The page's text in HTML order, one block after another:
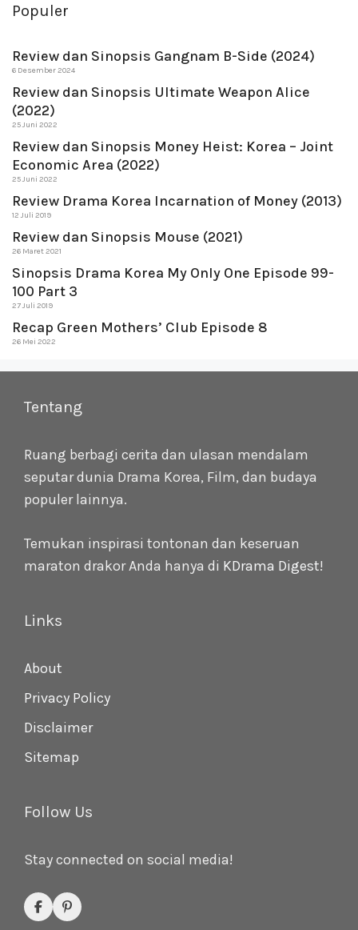
Populer
Review dan Sinopsis Gangnam B-Side (2024)
6 Desember 2024
Review dan Sinopsis Ultimate Weapon Alice
(2022)
25 Juni 2022
Review dan Sinopsis Money Heist: Korea – Joint
Economic Area (2022)
25 Juni 2022
Review Drama Korea Incarnation of Money (2013)
12 Juli 2019
Review dan Sinopsis Mouse (2021)
26 Maret 2021
Sinopsis Drama Korea My Only One Episode 99-
100 Part 3
27 Juli 2019
Recap Green Mothers’ Club Episode 8
26 Mei 2022
Tentang
Ruang berbagi cerita dan ulasan mendalam
seputar dunia Drama Korea, Film, dan budaya
populer lainnya.
Temukan inspirasi tontonan dan keseruan
maraton drakor Anda hanya di KDrama Digest!
Links
About
Privacy Policy
Disclaimer
Sitemap
Follow Us
Stay connected on social media!